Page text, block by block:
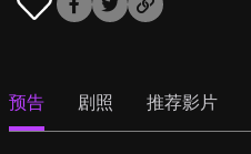
预告 剧照 推荐影片